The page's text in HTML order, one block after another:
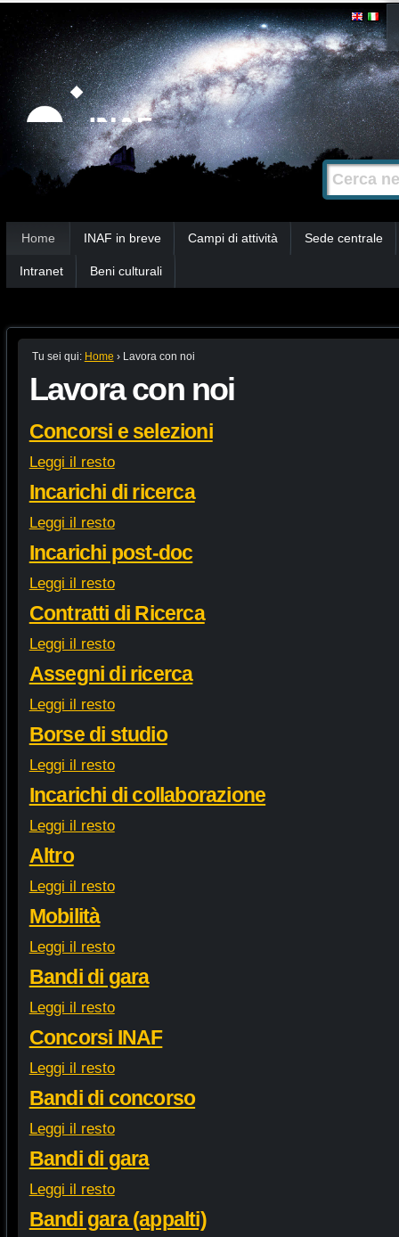
Strumenti
personali
Salta
contenuti.
|
Salta
alla
navigazione
Cerca nel
Ricerca
avanzata…
Home INAF in breve Campi di attività Sede centrale
Intranet Beni culturali
Tu sei qui: Home › Lavora con noi
Lavora con noi
Concorsi e selezioni
Leggi il resto
Incarichi di ricerca
Leggi il resto
Incarichi post-doc
Leggi il resto
Contratti di Ricerca
Leggi il resto
Assegni di ricerca
Leggi il resto
Borse di studio
Leggi il resto
Incarichi di collaborazione
Leggi il resto
Altro
Leggi il resto
Mobilità
Leggi il resto
Bandi di gara
Leggi il resto
Concorsi INAF
Leggi il resto
Bandi di concorso
Leggi il resto
Bandi di gara
Leggi il resto
Bandi gara (appalti)